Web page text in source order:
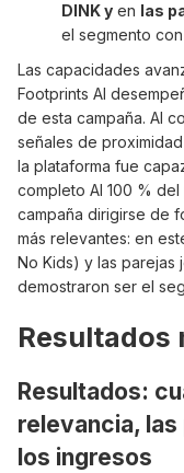
DINK y en las
el segmento
Las capacidades
Footprints AI
de esta campaña. AI
señales de
la plataforma fue
completo AI 100 %
campaña dirigirse de
más relevantes: en
No Kids) y las parejas
demostraron ser el
Resultados
Resultados:
relevancia,
los ingresos